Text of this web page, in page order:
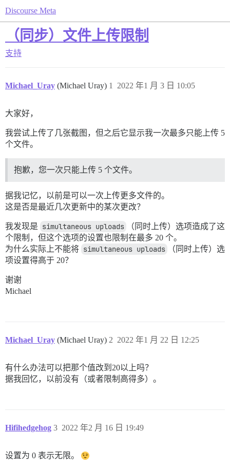
Discourse Meta
（同步）文件上传限制
支持
Michael_Uray (Michael Uray) 2022 年1 月 3 日 10:05
1
大家好，
我尝试上传了几张截图，但之后它显示我一次最多只能上传 5
个文件。
抱歉，您一次只能上传 5 个文件。
据我记忆，以前是可以一次上传更多文件的。
这是否是最近几次更新中的某次更改？
我发现是 simultaneous uploads
（同时上传）选项造成了这
个限制，但这个选项的设置也限制在最多 20 个。
为什么实际上不能将 simultaneous uploads
（同时上传）选
项设置得高于 20？
谢谢
Michael
Michael_Uray (Michael Uray) 2022 年1 月 22 日 12:25
2
有什么办法可以把那个值改到20以上吗？
据我回忆，以前没有（或者限制高得多）。
Hifihedgehog 2022 年2 月 16 日 19:49
3
设置为 0 表示无限。